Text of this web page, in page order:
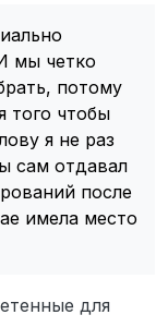
мы четко
потому
того чтобы
я не раз
сам отдавал
после
имела место
для